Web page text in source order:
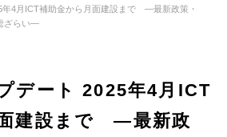
年4月ICT補助金から月面建設まで ―最新政策・
ざらい―
デート 2025年4月ICT
建設まで ―最新政